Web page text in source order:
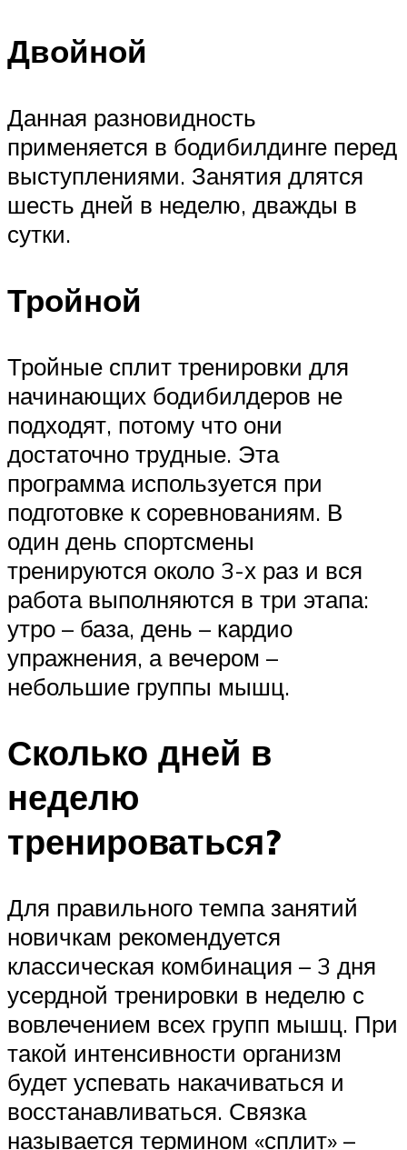
Двойной
Данная разновидность
применяется в бодибилдинге перед
выступлениями. Занятия длятся
шесть дней в неделю, дважды в
сутки.
Тройной
Тройные сплит тренировки для
начинающих бодибилдеров не
подходят, потому что они
достаточно трудные. Эта
программа используется при
подготовке к соревнованиям. В
один день спортсмены
тренируются около 3-х раз и вся
работа выполняются в три этапа:
утро – база, день – кардио
упражнения, а вечером –
небольшие группы мышц.
Сколько дней в
неделю
тренироваться?
Для правильного темпа занятий
новичкам рекомендуется
классическая комбинация – 3 дня
усердной тренировки в неделю с
вовлечением всех групп мышц. При
такой интенсивности организм
будет успевать накачиваться и
восстанавливаться. Связка
называется термином «сплит» –